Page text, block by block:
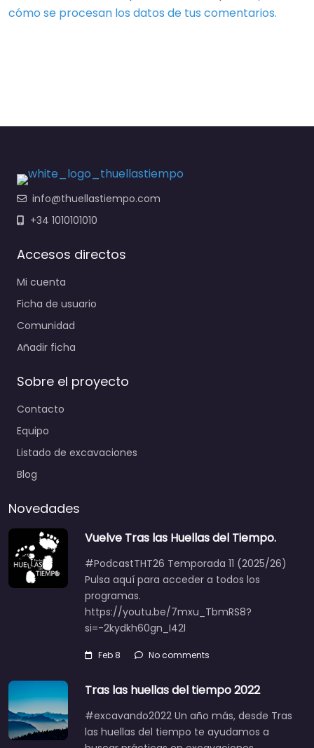
cómo se procesan los datos de tus comentarios.
info@thuellastiempo.com
+34 1010101010
Accesos directos
Mi cuenta
Ficha de usuario
Comunidad
Añadir ficha
Sobre el proyecto
Contacto
Equipo
Listado de excavaciones
Blog
Novedades
Vuelve Tras las Huellas del Tiempo.
#PodcastTHT26 Temporada 11 (2025/26)
Pulsa aquí para acceder a todos los
programas.
https://youtu.be/7mxu_TbmRS8?
si=-2kydkh60gn_I42l
Feb 8 No comments
Tras las huellas del tiempo 2022
#excavando2022 Un año más, desde Tras
las huellas del tiempo te ayudamos a